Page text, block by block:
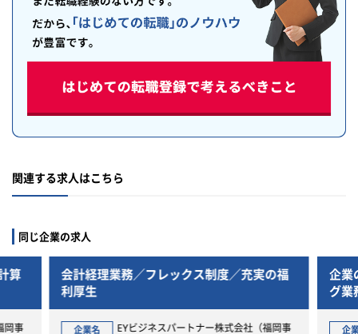
関連する求人はこちら
同じ企業の求人
算
岡事
会計経理業務／フレックス制度／充実の福
利厚生
企業名 EYビジネスパートナー株式会社（福岡事
企業
グ業
企